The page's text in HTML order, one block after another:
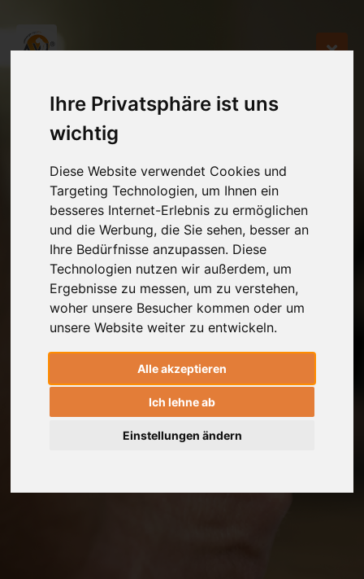
Ihre Privatsphäre ist uns
wichtig
Diese Website verwendet Cookies und
Targeting Technologien, um Ihnen ein
besseres Internet-Erlebnis zu ermöglichen
und die Werbung, die Sie sehen, besser an
Ihre Bedürfnisse anzupassen. Diese
Technologien nutzen wir außerdem, um
Ergebnisse zu messen, um zu verstehen,
woher unsere Besucher kommen oder um
unsere Website weiter zu entwickeln.
Alle akzeptieren
Ich lehne ab
Einstellungen ändern